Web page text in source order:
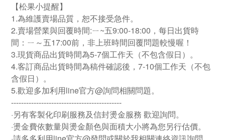
【松果小提醒】
1.為維護賣場品質，恕不接受急件。
2.賣場營業與回覆時間:ㄧ~五9:00-18:00，每日出貨時
間：ㄧ～五17:00前，非上班時間回覆問題較慢喔！
3.現貨商品出貨時間為5-7個工作天（不包含假日）。
4.客訂商品出貨時間為稿件確認後，7-10個工作天（不包
含假日）。
5.歡迎多加利用line官方@詢問相關問題。
--------------------------------------------
·另有客製化印刷服務及信封燙金服務 歡迎詢問。
·燙金費依數量與燙金顏色與面積大小將為您另行估價。